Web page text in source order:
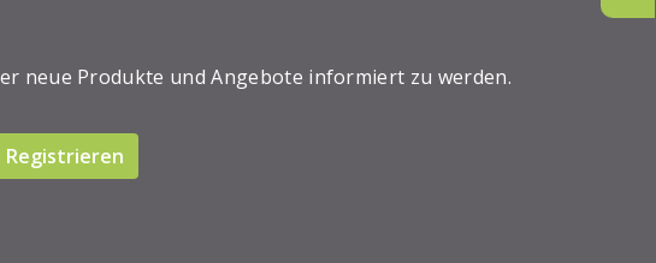
neue Produkte und Angebote informiert zu werden.
Registrieren